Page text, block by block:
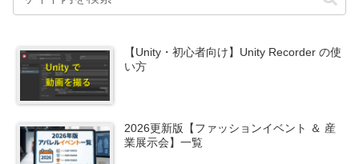
【Unity・初心者向け】Unity Recorder の使
い方
2026更新版【ファッションイベント ＆ 産
業展示会】一覧